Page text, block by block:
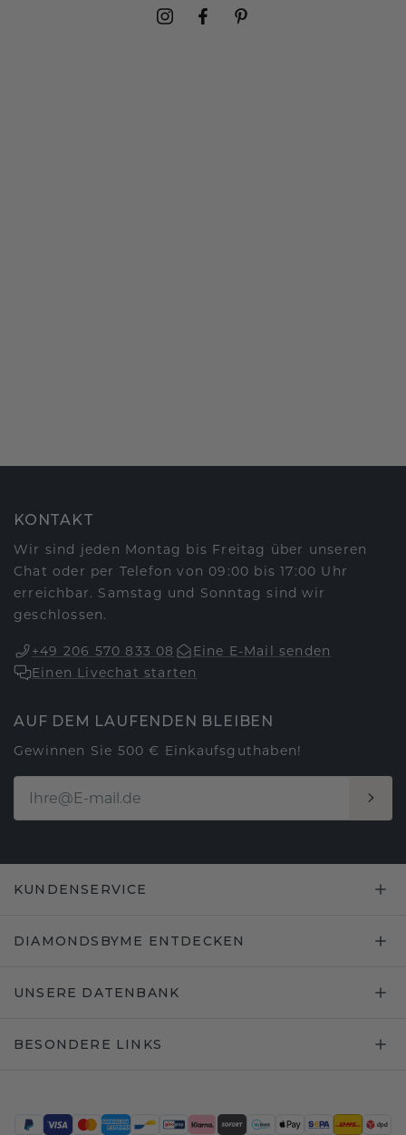
KONTAKT
Wir sind jeden Montag bis Freitag über unseren
Chat oder per Telefon von 09:00 bis 17:00 Uhr
erreichbar. Samstag und Sonntag sind wir
geschlossen.
+49 206 570 833 08
Eine E-Mail senden
Einen Livechat starten
AUF DEM LAUFENDEN BLEIBEN
Gewinnen Sie 500 € Einkaufsguthaben!
KUNDENSERVICE
DIAMONDSBYME ENTDECKEN
UNSERE DATENBANK
BESONDERE LINKS